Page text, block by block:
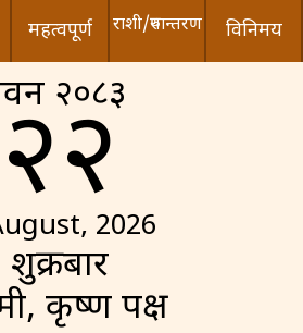
महत्वपूर्ण राशी/रुपान्तरण विनिमय
२०८३
२२2026
शुक्रबार
कृष्ण पक्ष